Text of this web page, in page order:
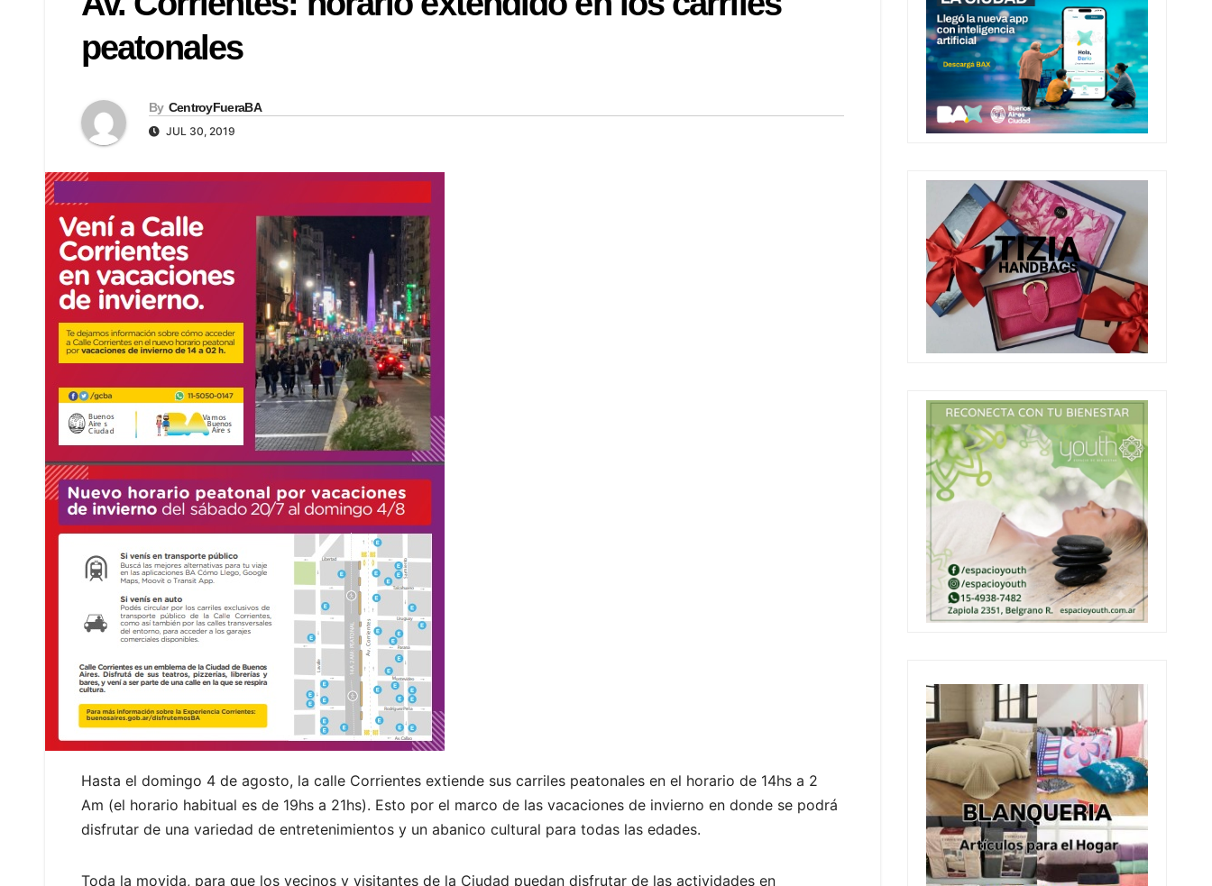
peatonales
By CentroyFueraBA
JUL 30, 2019
Hasta el domingo 4 de agosto, la calle Corrientes extiende sus carriles peatonales en el horario de 14hs a 2
Am (el horario habitual es de 19hs a 21hs). Esto por el marco de las vacaciones de invierno en donde se podrá
disfrutar de una variedad de entretenimientos y un abanico cultural para todas las edades.
Toda la movida, para que los vecinos y visitantes de la Ciudad puedan disfrutar de las actividades en